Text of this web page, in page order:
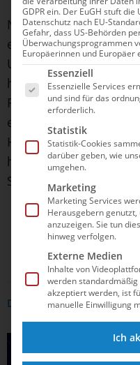
Nach der Premiere
ein Weltcup in Soma
Unternehmen
hochmodernes
Flugstunden von
eine
Herzen der Aktiven zu
höherschlagen lässt.
Synchronschwimmen.
DAS KÖNNTE DICH AUCH
GDPR ein. Der EuGH stuft
Datenschutz nach EU-
Gefahr, dass US-Behörden
Überwachungsprogrammen
Europäerinnen und Europäer
Es folgt eine Liste
Essenziell
Essenzielle Services
und sind für das
erforderlich.
Statistik
Statistik-Cookies
darüber geben, wie
umgehen.
Marketing
Marketing Services
Herausgebern
anzuzeigen. Sie tun
hinweg verfolgen.
Externe Medien
Inhalte von
werden
akzeptiert werden, ist
manuelle Einwilligung
Ich